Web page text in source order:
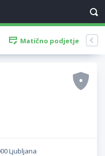
Matično podjetje
Ljubljana